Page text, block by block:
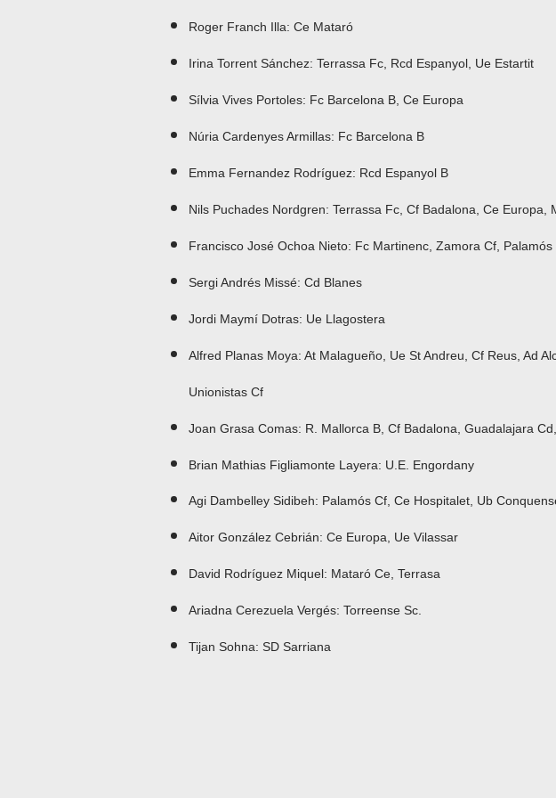
Roger Franch Illa: Ce Mataró
Irina Torrent Sánchez: Terrassa Fc, Rcd Espanyol, Ue Estartit
Sílvia Vives Portoles: Fc Barcelona B, Ce Europa
Núria Cardenyes Armillas: Fc Barcelona B
Emma Fernandez Rodríguez: Rcd Espanyol B
Nils Puchades Nordgren: Terrassa Fc, Cf Badalona, Ce Europa,
Francisco José Ochoa Nieto: Fc Martinenc, Zamora Cf,
Sergi Andrés Missé: Cd Blanes
Jordi Maymí Dotras: Ue Llagostera
Alfred Planas Moya: At Malagueño, Ue St Andreu, Cf Reus, Ad
Unionistas Cf
Joan Grasa Comas: R. Mallorca B, Cf Badalona, Guadalajara
Brian Mathias Figliamonte Layera: U.E. Engordany
Agi Dambelley Sidibeh: Palamós Cf, Ce Hospitalet, Ub
Aitor González Cebrián: Ce Europa, Ue Vilassar
David Rodríguez Miquel: Mataró Ce, Terrasa
Ariadna Cerezuela Vergés: Torreense Sc.
Tijan Sohna: SD Sarriana